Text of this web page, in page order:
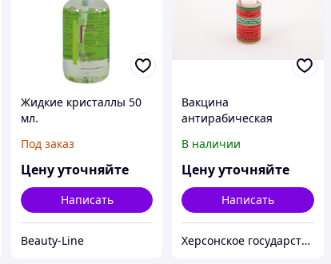
Жидкие кристаллы 50
мл.
Под заказ
Цену уточняйте
Написать
Beauty-Line
Вакцина
антирабическая
жидкая культуральная
из штамма
«Щёлково-51К»
В наличии
Цену уточняйте
Написать
Херсонское государственное предприятие - биологическая фабрика